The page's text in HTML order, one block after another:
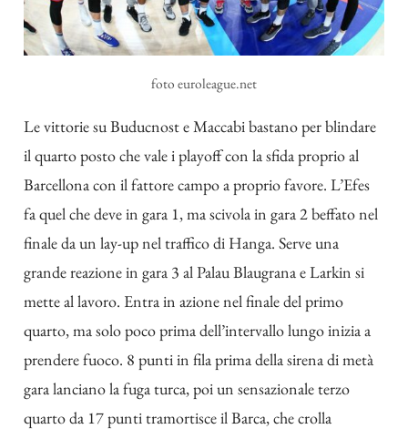
foto euroleague.net
Le vittorie su Buducnost e Maccabi bastano per blindare
il quarto posto che vale i playoff con la sfida proprio al
Barcellona con il fattore campo a proprio favore. L’Efes
fa quel che deve in gara 1, ma scivola in gara 2 beffato nel
finale da un lay-up nel traffico di Hanga. Serve una
grande reazione in gara 3 al Palau Blaugrana e Larkin si
mette al lavoro. Entra in azione nel finale del primo
quarto, ma solo poco prima dell’intervallo lungo inizia a
prendere fuoco. 8 punti in fila prima della sirena di metà
gara lanciano la fuga turca, poi un sensazionale terzo
quarto da 17 punti tramortisce il Barca, che crolla